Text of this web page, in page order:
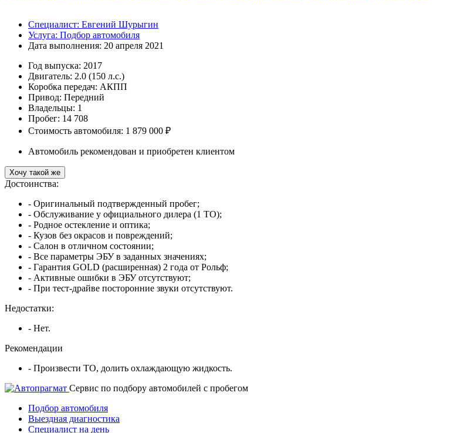
Специалист: Евгений Шурыгин
Услуга: Подбор автомобиля
Дата выполнения: 20 апреля 2021
Год выпуска: 2017
Двигатель: 2.0 (150 л.с.)
Коробка передач: АКПП
Привод: Передний
Владельцы: 1
Пробег: 14 708
Стоимость автомобиля: 1 879 000 ₽
Автомобиль рекомендован и приобретен клиентом
Хочу такой же
Достоинства:
- Оригинальный подтвержденный пробег;
- Обслуживание у официального дилера (1 ТО);
- Родное остекление и оптика;
- Кузов без окрасов и повреждений;
- Салон в отличном состоянии;
- Все параметры ЭБУ в заданных значениях;
- Гарантия GOLD (расширенная) 2 года от Рольф;
- Активные ошибки в ЭБУ отсутствуют;
- При тест-драйве посторонние звуки отсутствуют.
Недостатки:
- Нет.
Рекомендации
- Произвести ТО, долить охлаждающую жидкость.
Cервис по подбору автомобилей с пробегом
Подбор автомобиля
Выездная диагностика
Специалист на день